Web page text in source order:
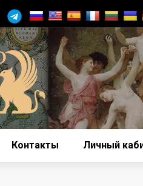
Контакты Личный